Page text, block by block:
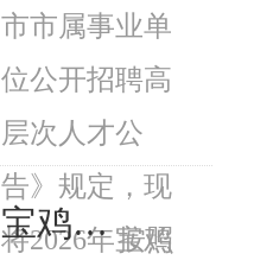
市市属事业单
位公开招聘高
层次人才公
告》规定，现
将2026年宝鸡
宝鸡市人力资源和社会保障局关于2026年二季度企业职工特殊工种提前退休人员的公示公告 按照